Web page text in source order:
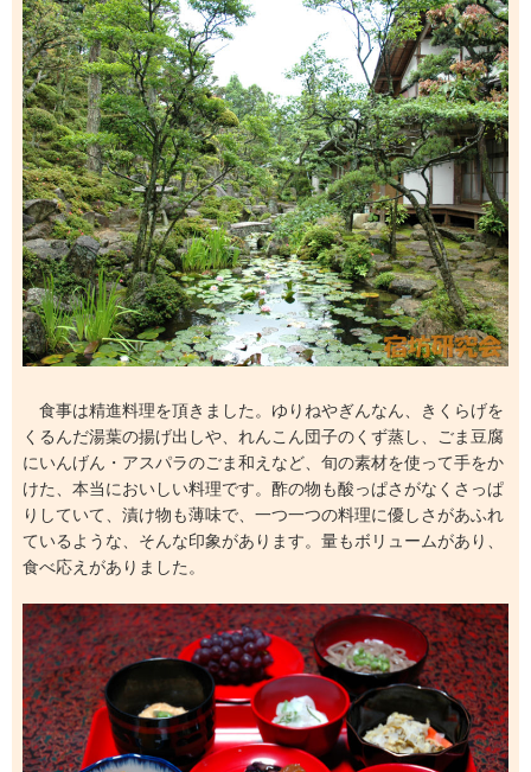
食事は精進料理を頂きました。ゆりねやぎんなん、きくらげを
くるんだ湯葉の揚げ出しや、れんこん団子のくず蒸し、ごま豆腐
にいんげん・アスパラのごま和えなど、旬の素材を使って手をか
けた、本当においしい料理です。酢の物も酸っぱさがなくさっぱ
りしていて、漬け物も薄味で、一つ一つの料理に優しさがあふれ
ているような、そんな印象があります。量もボリュームがあり、
食べ応えがありました。